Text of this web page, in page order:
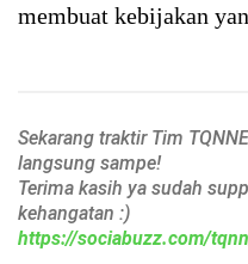
membuat kebijakan
Sekarang traktir Tim
langsung sampe!
Terima kasih ya sudah
kehangatan :)
https://sociabuzz.com/